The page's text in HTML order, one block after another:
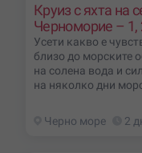
Круиз с яхта на
Черноморие – 1,
Усети какво е
близо до морските
на солена вода и
на няколко дни
Черно море 2